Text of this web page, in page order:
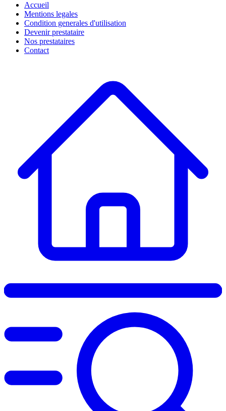
Accueil
Mentions legales
Condition generales d'utilisation
Devenir prestataire
Nos prestataires
Contact